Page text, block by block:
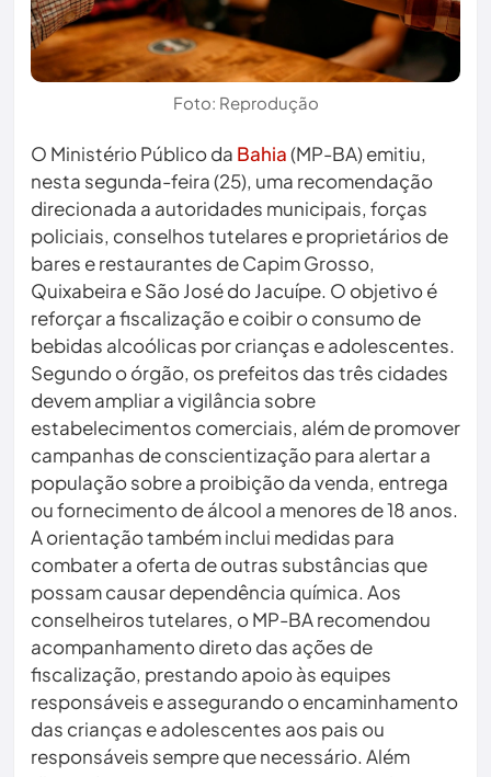
Foto: Reprodução
O Ministério Público da Bahia(MP-BA) emitiu,
nesta segunda-feira (25), uma recomendação
direcionada a autoridades municipais, forças
policiais, conselhos tutelares e proprietários de
bares e restaurantes de Capim Grosso,
Quixabeira e São José do Jacuípe. O objetivo é
reforçar a fiscalização e coibir o consumo de
bebidas alcoólicas por crianças e adolescentes.
Segundo o órgão, os prefeitos das três cidades
devem ampliar a vigilância sobre
estabelecimentos comerciais, além de promover
campanhas de conscientização para alertar a
população sobre a proibição da venda, entrega
ou fornecimento de álcool a menores de 18 anos.
A orientação também inclui medidas para
combater a oferta de outras substâncias que
possam causar dependência química. Aos
conselheiros tutelares, o MP-BA recomendou
acompanhamento direto das ações de
fiscalização, prestando apoio às equipes
responsáveis e assegurando o encaminhamento
das crianças e adolescentes aos pais ou
responsáveis sempre que necessário. Além